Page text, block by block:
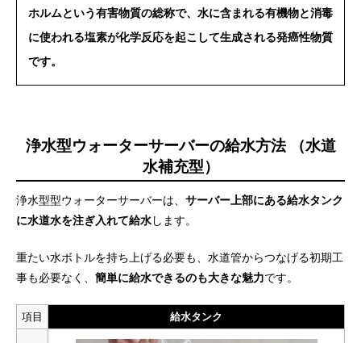
ホルムという有害物質の総称で、水に含まれる有機物と消毒
に使われる塩素が化学反応を起こして生成される発癌性物質
です。
浄水型ウォーターサーバーの給水方法 （水道
水補充型）
浄水型型ウォーターサーバーは、 サーバー上部にある給水タンク
に水道水を注ぎ入れて給水します。
重たい水ボトルを持ち上げる必要も、水道管からつなげる初期工
事も必要なく、 簡単に給水できるのも大きな魅力です。
項目 給水タンク